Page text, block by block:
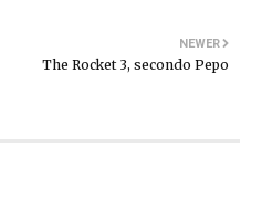
NEWER
The Rocket 3, secondo Pepo